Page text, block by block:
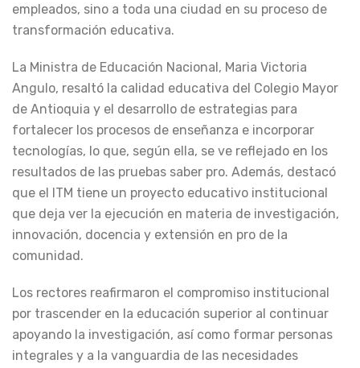
empleados, sino a toda una ciudad en su proceso de
transformación educativa.
La Ministra de Educación Nacional, Maria Victoria
Angulo, resaltó la calidad educativa del Colegio Mayor
de Antioquia y el desarrollo de estrategias para
fortalecer los procesos de enseñanza e incorporar
tecnologías, lo que, según ella, se ve reflejado en los
resultados de las pruebas saber pro. Además, destacó
que el ITM tiene un proyecto educativo institucional
que deja ver la ejecución en materia de investigación,
innovación, docencia y extensión en pro de la
comunidad.
Los rectores reafirmaron el compromiso institucional
por trascender en la educación superior al continuar
apoyando la investigación, así como formar personas
integrales y a la vanguardia de las necesidades